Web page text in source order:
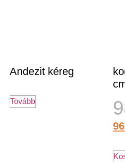
Andezit kéreg
Tovább